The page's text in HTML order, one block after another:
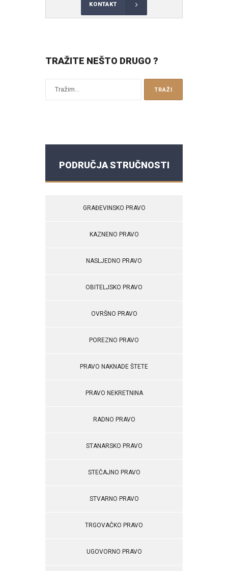
KONTAKT
TRAŽITE NEŠTO DRUGO ?
PODRUČJA STRUČNOSTI
GRAĐEVINSKO PRAVO
KAZNENO PRAVO
NASLJEDNO PRAVO
OBITELJSKO PRAVO
OVRŠNO PRAVO
POREZNO PRAVO
PRAVO NAKNADE ŠTETE
PRAVO NEKRETNINA
RADNO PRAVO
STANARSKO PRAVO
STEČAJNO PRAVO
STVARNO PRAVO
TRGOVAČKO PRAVO
UGOVORNO PRAVO